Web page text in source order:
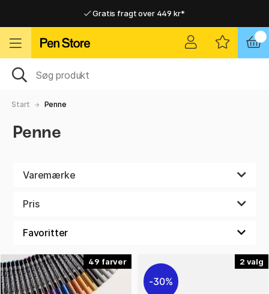
Gratis fragt over 449 kr*
Hurtigt til dør eller pakkeshop
Hurtigt til dør eller pakkeshop
Start Penne
Penne
Varemærke
Pris
49 2
30%